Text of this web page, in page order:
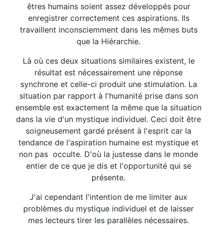
êtres humains soient assez développés pour
enregistrer correctement ces aspirations. Ils
travaillent inconsciemment dans les mêmes buts
que la Hiérarchie.
Là où ces deux situations similaires existent, le
résultat est nécessairement une réponse
synchrone et celle-ci produit une stimulation. La
situation par rapport à l'humanité prise dans son
ensemble est exactement la même que la situation
dans la vie d'un mystique individuel. Ceci doit être
soigneusement gardé présent à l'esprit car la
tendance de l'aspiration humaine est mystique et
non pas occulte. D'où la justesse dans le monde
entier de ce que je dis et l'opportunité qui se
présente.
J'ai cependant l'intention de me limiter aux
problèmes du mystique individuel et de laisser
mes lecteurs tirer les parallèles nécessaires.